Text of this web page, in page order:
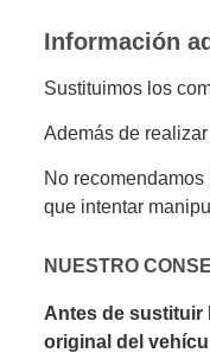
Información
Sustituimos los
Además de
No
que intentar
NUESTRO
Antes de sustituir
original del